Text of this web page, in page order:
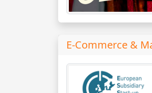
E-Commerce &